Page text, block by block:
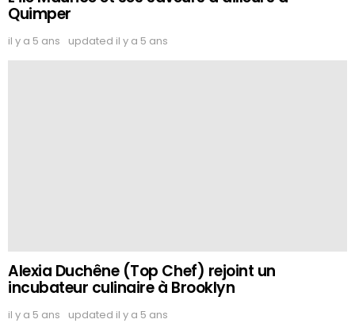
Quimper
il y a 5 ans updated il y a 5 ans
Alexia Duchêne (Top Chef) rejoint un
incubateur culinaire à Brooklyn
il y a 5 ans updated il y a 5 ans